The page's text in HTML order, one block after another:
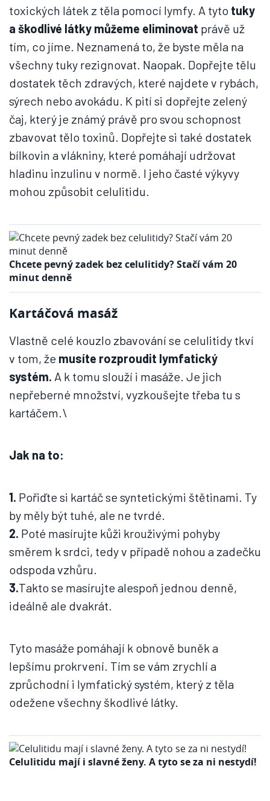
toxických látek z těla pomocí lymfy. A tyto tuky
a škodlivé látky můžeme eliminovat právě už
tím, co jíme. Neznamená to, že byste měla na
všechny tuky rezignovat. Naopak. Dopřejte tělu
dostatek těch zdravých, které najdete v rybách,
sýrech nebo avokádu. K pití si dopřejte zelený
čaj, který je známý právě pro svou schopnost
zbavovat tělo toxinů. Dopřejte si také dostatek
bílkovin a vlákniny, které pomáhají udržovat
hladinu inzulinu v normě. I jeho časté výkyvy
mohou způsobit celulitidu.
Chcete pevný zadek bez celulitidy? Stačí vám 20
minut denně
Kartáčová masáž
Vlastně celé kouzlo zbavování se celulitidy tkví
v tom, že musíte rozproudit lymfatický
systém. A k tomu slouží i masáže. Je jich
nepřeberné množství, vyzkoušejte třeba tu s
kartáčem.\
Jak na to:
1. Pořiďte si kartáč se syntetickými štětinami. Ty
by měly být tuhé, ale ne tvrdé.
2. Poté masírujte kůži krouživými pohyby
směrem k srdci, tedy v případě nohou a zadečku
odspoda vzhůru.
3.Takto se masírujte alespoň jednou denně,
ideálně ale dvakrát.
Tyto masáže pomáhají k obnově buněk a
lepšímu prokrvení. Tím se vám zrychlí a
zprůchodní i lymfatický systém, který z těla
odežene všechny škodlivé látky.
Celulitidu mají i slavné ženy. A tyto se za ni nestydí!